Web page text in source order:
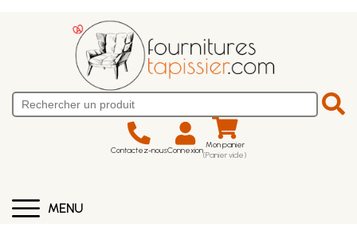
Contactez-nousConnexion Mon panier
(Panier vide)
MENU